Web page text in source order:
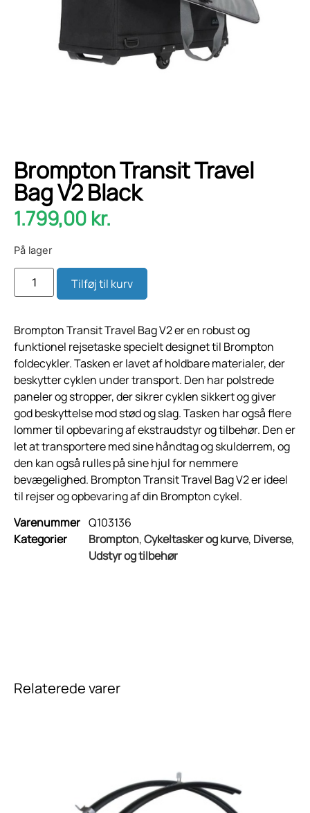
Brompton Transit Travel
Bag V2 Black
1.799,00 kr.
På lager
Tilføj til kurv
Brompton Transit Travel Bag V2 er en robust og
funktionel rejsetaske specielt designet til Brompton
foldecykler. Tasken er lavet af holdbare materialer, der
beskytter cyklen under transport. Den har polstrede
paneler og stropper, der sikrer cyklen sikkert og giver
god beskyttelse mod stød og slag. Tasken har også flere
lommer til opbevaring af ekstraudstyr og tilbehør. Den er
let at transportere med sine håndtag og skulderrem, og
den kan også rulles på sine hjul for nemmere
bevægelighed. Brompton Transit Travel Bag V2 er ideel
til rejser og opbevaring af din Brompton cykel.
Varenummer Q103136
Kategorier
Brompton,Cykeltasker og kurve, Diverse,
Udstyr og tilbehør
Relaterede varer